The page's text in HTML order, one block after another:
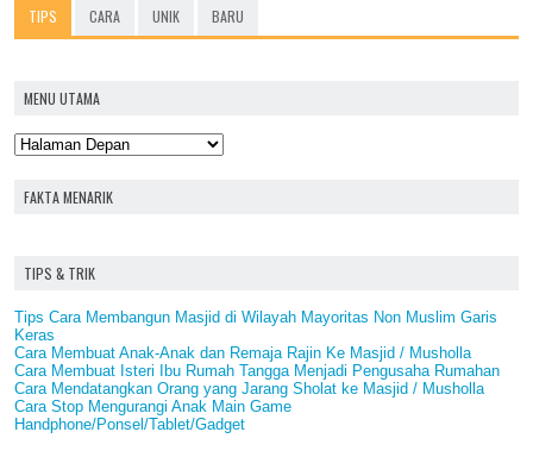
TIPS CARA UNIK BARU
MENU UTAMA
FAKTA MENARIK
TIPS & TRIK
Tips Cara Membangun Masjid di Wilayah Mayoritas Non Muslim Garis
Keras
Cara Membuat Anak-Anak dan Remaja Rajin Ke Masjid / Musholla
Cara Membuat Isteri Ibu Rumah Tangga Menjadi Pengusaha Rumahan
Cara Mendatangkan Orang yang Jarang Sholat ke Masjid / Musholla
Cara Stop Mengurangi Anak Main Game
Handphone/Ponsel/Tablet/Gadget